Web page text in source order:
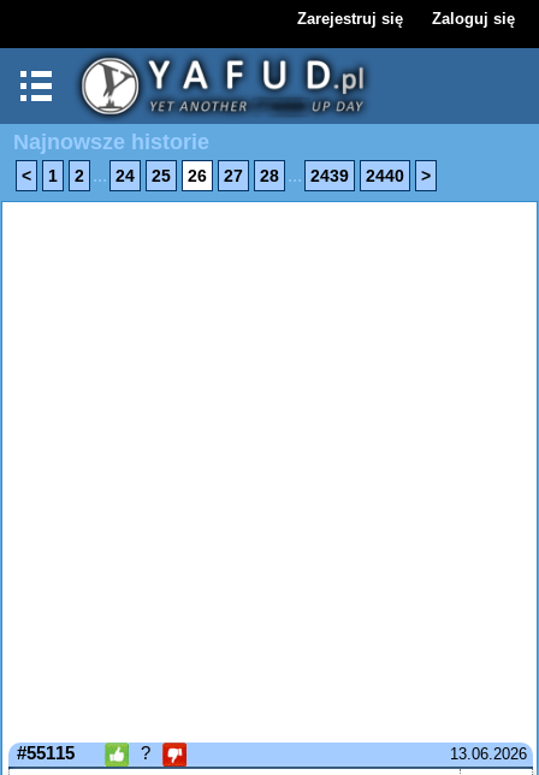
Zarejestruj się Zaloguj się
Najnowsze historie
< 1 2 ... 24 25 26 27 28 ... 2439 2440 >
13.06.2026
#55115 ?